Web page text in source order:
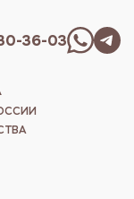
36-03